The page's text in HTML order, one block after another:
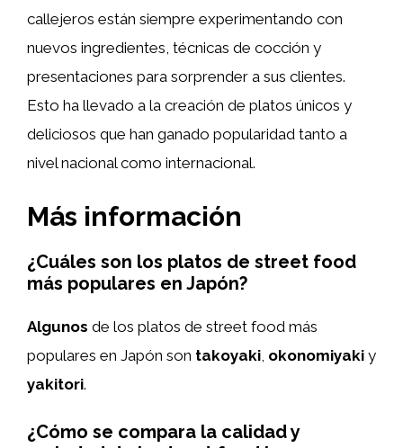
callejeros están siempre experimentando con
nuevos ingredientes, técnicas de cocción y
presentaciones para sorprender a sus clientes.
Esto ha llevado a la creación de platos únicos y
deliciosos que han ganado popularidad tanto a
nivel nacional como internacional.
Más información
¿Cuáles son los platos de street food
más populares en Japón?
Algunos de los platos de street food más
populares en Japón son takoyaki okonomiyaki y
yakitori.
¿Cómo se compara la calidad y